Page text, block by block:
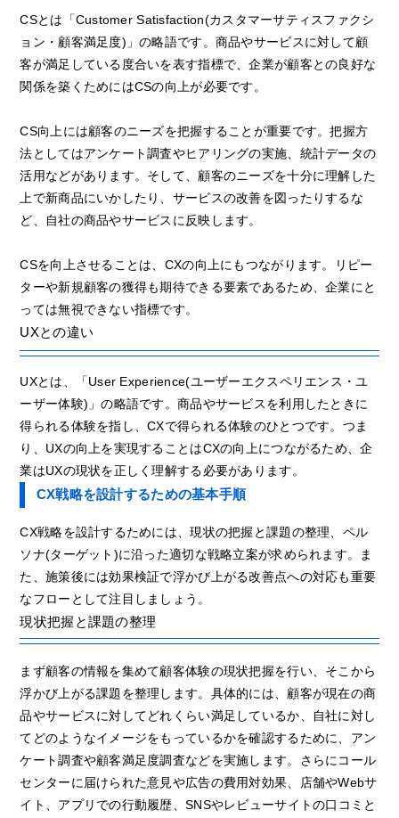
CSとは「Customer Satisfaction(カスタマーサティスファクシ
ョン・顧客満足度)」の略語です。商品やサービスに対して顧
客が満足している度合いを表す指標で、企業が顧客との良好な
関係を築くためにはCSの向上が必要です。
CS向上には顧客のニーズを把握することが重要です。把握方
法としてはアンケート調査やヒアリングの実施、統計データの
活用などがあります。そして、顧客のニーズを十分に理解した
上で新商品にいかしたり、サービスの改善を図ったりするな
ど、自社の商品やサービスに反映します。
CSを向上させることは、CXの向上にもつながります。リピー
ターや新規顧客の獲得も期待できる要素であるため、企業にと
っては無視できない指標です。
UXとの違い
UXとは、「User Experience(ユーザーエクスペリエンス・ユ
ーザー体験)」の略語です。商品やサービスを利用したときに
得られる体験を指し、CXで得られる体験のひとつです。つま
り、UXの向上を実現することはCXの向上につながるため、企
業はUXの現状を正しく理解する必要があります。
CX戦略を設計するための基本手順
CX戦略を設計するためには、現状の把握と課題の整理、ペル
ソナ(ターゲット)に沿った適切な戦略立案が求められます。ま
た、施策後には効果検証で浮かび上がる改善点への対応も重要
なフローとして注目しましょう。
現状把握と課題の整理
まず顧客の情報を集めて顧客体験の現状把握を行い、そこから
浮かび上がる課題を整理します。具体的には、顧客が現在の商
品やサービスに対してどれくらい満足しているか、自社に対し
てどのようなイメージをもっているかを確認するために、アン
ケート調査や顧客満足度調査などを実施します。さらにコール
センターに届けられた意見や広告の費用対効果、店舗やWebサ
イト、アプリでの行動履歴、SNSやレビューサイトの口コミと